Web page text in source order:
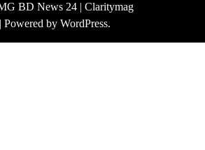
BD News 24 | Claritymag
Powered by WordPress.